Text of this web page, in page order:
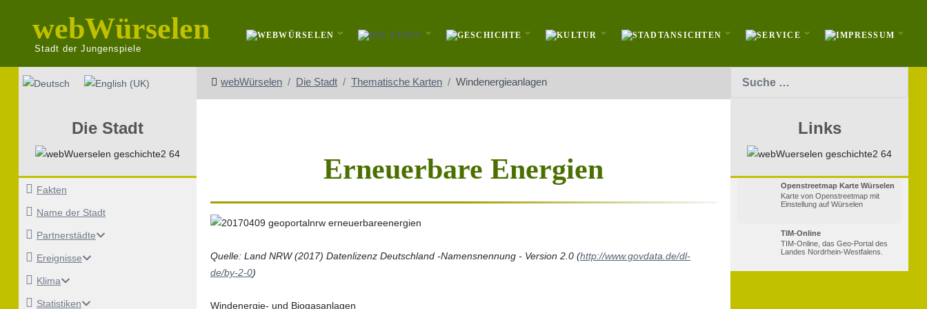
webWürselen
Stadt der Jungenspiele
Sprache auswählen webWürselen Die Stadt Thematische Karten Windenergieanlagen
Die Stadt
Fakten
Name der Stadt
Partnerstädte
Ereignisse
Klima
Statistiken
Links
Openstreetmap Karte Würselen
Karte von Openstreetmap mit
Einstellung auf Würselen
TIM-Online
TIM-Online, das Geo-Portal des
Landes Nordrhein-Westfalens.
Erneuerbare Energien
Quelle: Land NRW (2017) Datenlizenz Deutschland -Namensnennung - Version 2.0 (http://www.govdata.de/dl-
de/by-2-0)
Windenergie- und Biogasanlagen